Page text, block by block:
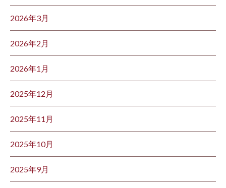
2026年3月
2026年2月
2026年1月
2025年12月
2025年11月
2025年10月
2025年9月